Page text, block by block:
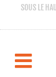
SOUS LE
Les
travail